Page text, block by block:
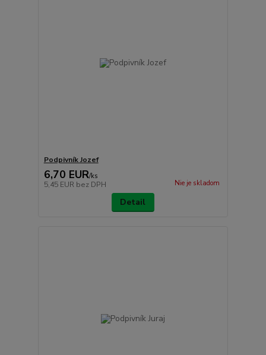
Podpivník Jozef
6,70 EUR/ks
5,45 EUR bez DPH Nie je skladom
Detail